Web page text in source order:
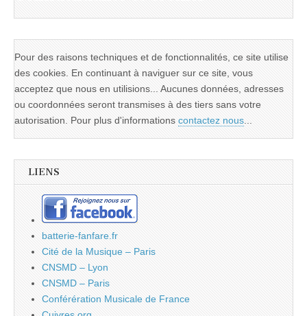
Pour des raisons techniques et de fonctionnalités, ce site utilise
des cookies. En continuant à naviguer sur ce site, vous
acceptez que nous en utilisions... Aucunes données, adresses
ou coordonnées seront transmises à des tiers sans votre
autorisation. Pour plus d'informations contactez nous...
LIENS
batterie-fanfare.fr
Cité de la Musique – Paris
CNSMD – Lyon
CNSMD – Paris
Conférération Musicale de France